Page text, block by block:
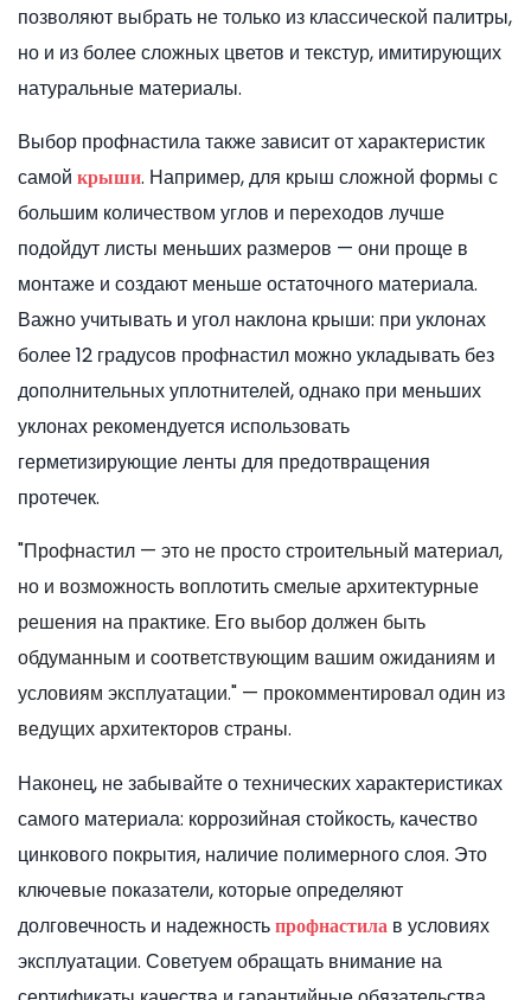
позволяют выбрать не только из классической палитры,
но и из более сложных цветов и текстур, имитирующих
натуральные материалы.
Выбор профнастила также зависит от характеристик
самой крыши. Например, для крыш сложной формы с
большим количеством углов и переходов лучше
подойдут листы меньших размеров — они проще в
монтаже и создают меньше остаточного материала.
Важно учитывать и угол наклона крыши: при уклонах
более 12 градусов профнастил можно укладывать без
дополнительных уплотнителей, однако при меньших
уклонах рекомендуется использовать
герметизирующие ленты для предотвращения
протечек.
"Профнастил — это не просто строительный материал,
но и возможность воплотить смелые архитектурные
решения на практике. Его выбор должен быть
обдуманным и соответствующим вашим ожиданиям и
условиям эксплуатации." — прокомментировал один из
ведущих архитекторов страны.
Наконец, не забывайте о технических характеристиках
самого материала: коррозийная стойкость, качество
цинкового покрытия, наличие полимерного слоя. Это
ключевые показатели, которые определяют
долговечность и надежностьпрофнастила в условиях
эксплуатации. Советуем обращать внимание на